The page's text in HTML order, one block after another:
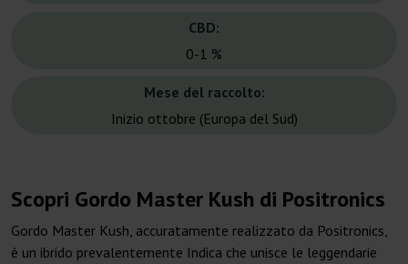
CBD:
0-1 %
Mese del raccolto:
Inizio ottobre (Europa del Sud)
Scopri Gordo Master Kush di Positronics
Gordo Master Kush, accuratamente realizzato da Positronics,
è un ibrido prevalentemente Indica che unisce le leggendarie